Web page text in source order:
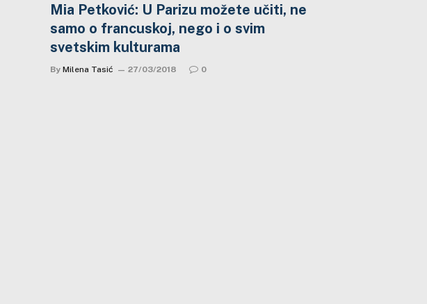
Mia Petković: U Parizu možete učiti, ne
samo o francuskoj, nego i o svim
svetskim kulturama
By Milena Tasić 27/03/2018 0